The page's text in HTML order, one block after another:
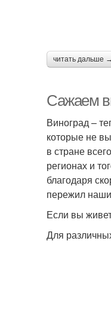
читать дальше →
Сажаем
Виноград –
которые не
в стране
регионах и
благодаря
пережил
Если вы
Для